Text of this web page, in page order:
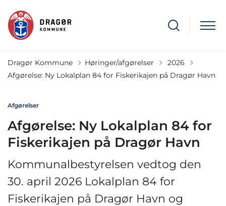
Dragør Kommune Høringer/afgørelser Tilbage til
2026
Afgørelse: Ny Lokalplan 84 for Fiskerikajen på Dragør Havn
Afgørelser
Afgørelse: Ny Lokalplan 84 for
Fiskerikajen på Dragør Havn
Kommunalbestyrelsen vedtog den
30. april 2026 Lokalplan 84 for
Fiskerikajen på Dragør Havn og